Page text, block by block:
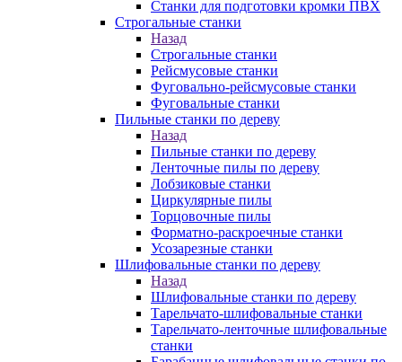
Станки для подготовки кромки ПВХ
Строгальные станки
Назад
Строгальные станки
Рейсмусовые станки
Фуговально-рейсмусовые станки
Фуговальные станки
Пильные станки по дереву
Назад
Пильные станки по дереву
Ленточные пилы по дереву
Лобзиковые станки
Циркулярные пилы
Торцовочные пилы
Форматно-раскроечные станки
Усозарезные станки
Шлифовальные станки по дереву
Назад
Шлифовальные станки по дереву
Тарельчато-шлифовальные станки
Тарельчато-ленточные шлифовальные
станки